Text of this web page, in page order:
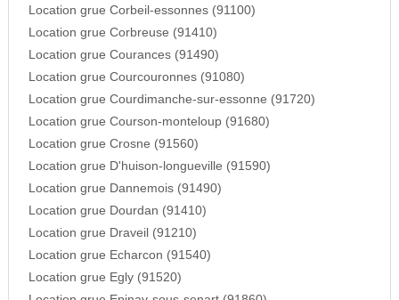
Location grue Corbeil-essonnes (91100)
Location grue Corbreuse (91410)
Location grue Courances (91490)
Location grue Courcouronnes (91080)
Location grue Courdimanche-sur-essonne (91720)
Location grue Courson-monteloup (91680)
Location grue Crosne (91560)
Location grue D'huison-longueville (91590)
Location grue Dannemois (91490)
Location grue Dourdan (91410)
Location grue Draveil (91210)
Location grue Echarcon (91540)
Location grue Egly (91520)